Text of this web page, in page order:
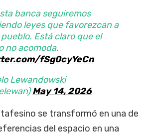
banca seguiremos
leyes que favorezcan a
Está claro que el
no acomoda.
fSg0cyYeCn
Lewandowski
May 14, 2026
se transformó en una de
del espacio en una